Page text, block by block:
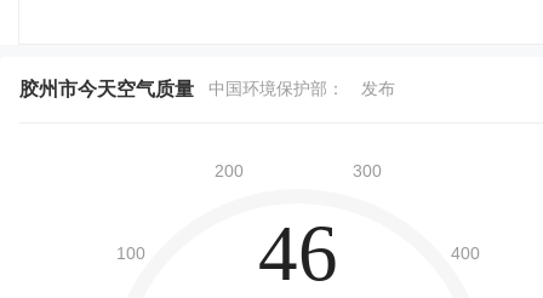
胶州市今天空气质量 中国环境保护部： 发布
46